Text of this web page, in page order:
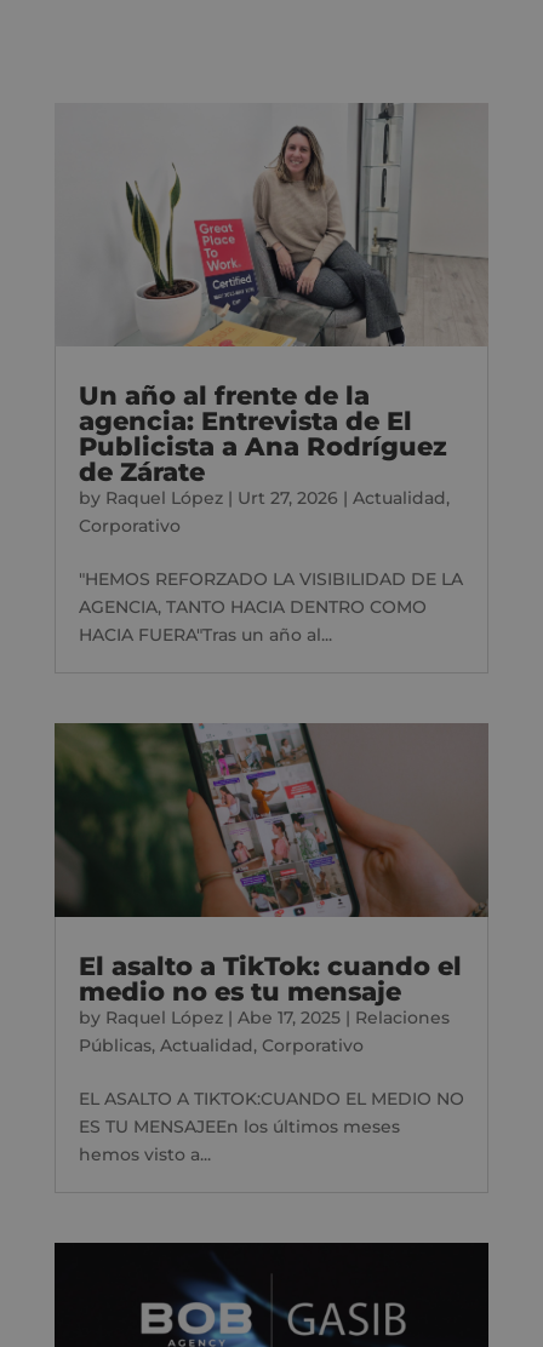
Un año al frente de la
agencia: Entrevista de El
Publicista a Ana Rodríguez
de Zárate
by Raquel López| Urt 27, 2026 | Actualidad,
Corporativo
"HEMOS REFORZADO LA VISIBILIDAD DE LA
AGENCIA, TANTO HACIA DENTRO COMO
HACIA FUERA"Tras un año al...
El asalto a TikTok: cuando el
medio no es tu mensaje
by Raquel López| Abe 17, 2025| Relaciones
Públicas, Actualidad, Corporativo
EL ASALTO A TIKTOK:CUANDO EL MEDIO NO
ES TU MENSAJEEn los últimos meses
hemos visto a...